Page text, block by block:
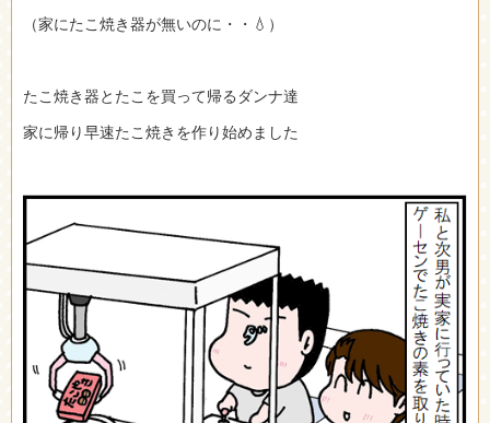
（家にたこ焼き器が無いのに・・💧）
たこ焼き器とたこを買って帰るダンナ達
家に帰り早速たこ焼きを作り始めました